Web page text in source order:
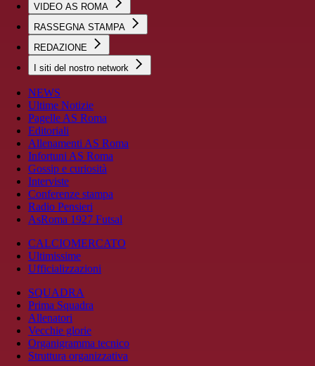
VIDEO AS ROMA
RASSEGNA STAMPA
REDAZIONE
I siti del nostro network
NEWS
Ultime Notizie
Pagelle AS Roma
Editoriali
Allenamenti AS Roma
Infortuni AS Roma
Gossip e curiosità
Interviste
Conferenze stampa
Radio Pensieri
AsRoma 1927 Futsal
CALCIOMERCATO
Ultimissime
Ufficializzazioni
SQUADRA
Prima Squadra
Allenatori
Vecchie glorie
Organigramma tecnico
Struttura organizzativa